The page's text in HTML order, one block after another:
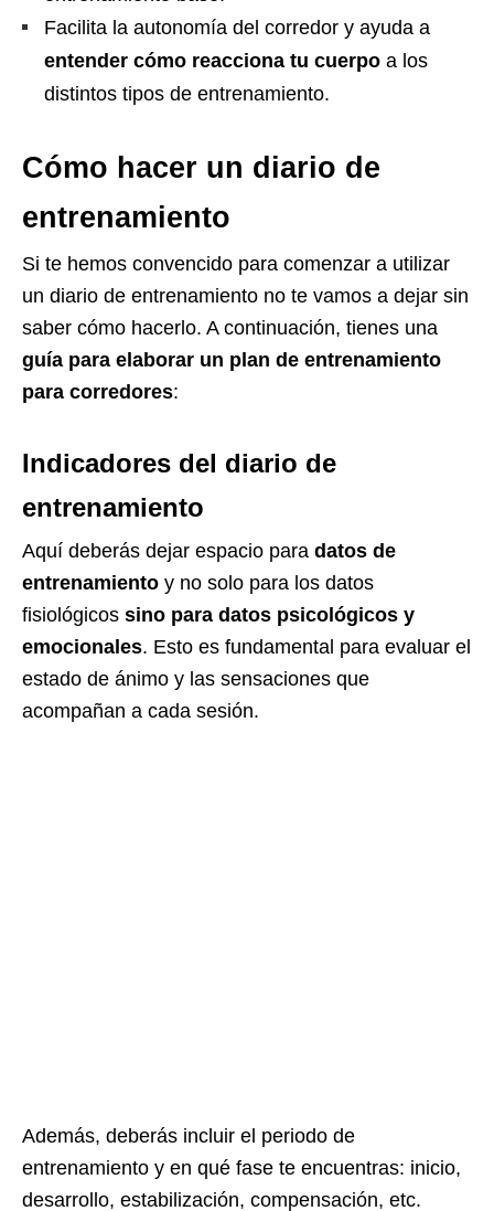
Facilita la autonomía del corredor y ayuda a
entender cómo reacciona tu cuerpo a los
distintos tipos de entrenamiento.
Cómo hacer un diario de
entrenamiento
Si te hemos convencido para comenzar a utilizar
un diario de entrenamiento no te vamos a dejar sin
saber cómo hacerlo. A continuación, tienes una
guía para elaborar un plan de entrenamiento
para corredores:
Indicadores del diario de
entrenamiento
Aquí deberás dejar espacio para datos de
entrenamiento y no solo para los datos
fisiológicos sino para datos psicológicos y
emocionales. Esto es fundamental para evaluar el
estado de ánimo y las sensaciones que
acompañan a cada sesión.
Además, deberás incluir el periodo de
entrenamiento y en qué fase te encuentras: inicio,
desarrollo, estabilización, compensación, etc.